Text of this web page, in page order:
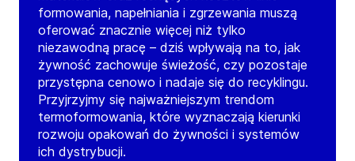
formowania, napełniania i zgrzewania muszą
oferować znacznie więcej niż tylko
niezawodną pracę – dziś wpływają na to, jak
żywność zachowuje świeżość, czy pozostaje
przystępna cenowo i nadaje się do recyklingu.
Przyjrzyjmy się najważniejszym trendom
termoformowania, które wyznaczają kierunki
rozwoju opakowań do żywności i systemów
ich dystrybucji.